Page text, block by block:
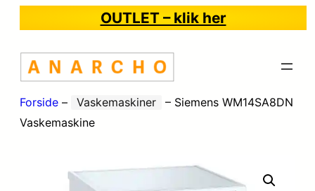
OUTLET – klik her
Forside – Vaskemaskiner – Siemens WM14SA8DN
Vaskemaskine